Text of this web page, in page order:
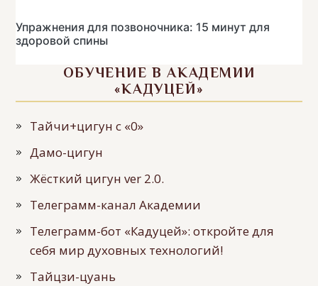
Упражнения для позвоночника: 15 минут для
здоровой спины
ОБУЧЕНИЕ В АКАДЕМИИ
«КАДУЦЕЙ»
Тайчи+цигун с «0»
Дамо-цигун
Жёсткий цигун ver 2.0.
Телеграмм-канал Академии
Телеграмм-бот «Кадуцей»: откройте для
себя мир духовных технологий!
Тайцзи-цуань